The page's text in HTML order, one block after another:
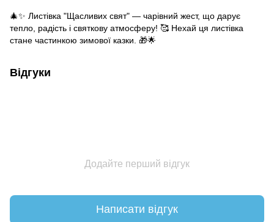
🎄✨ Листівка "Щасливих свят" — чарівний жест, що дарує
тепло, радість і святкову атмосферу! 🥰 Нехай ця листівка
стане частинкою зимової казки. 🎁🌟
Відгуки
Додайте перший відгук
Написати відгук